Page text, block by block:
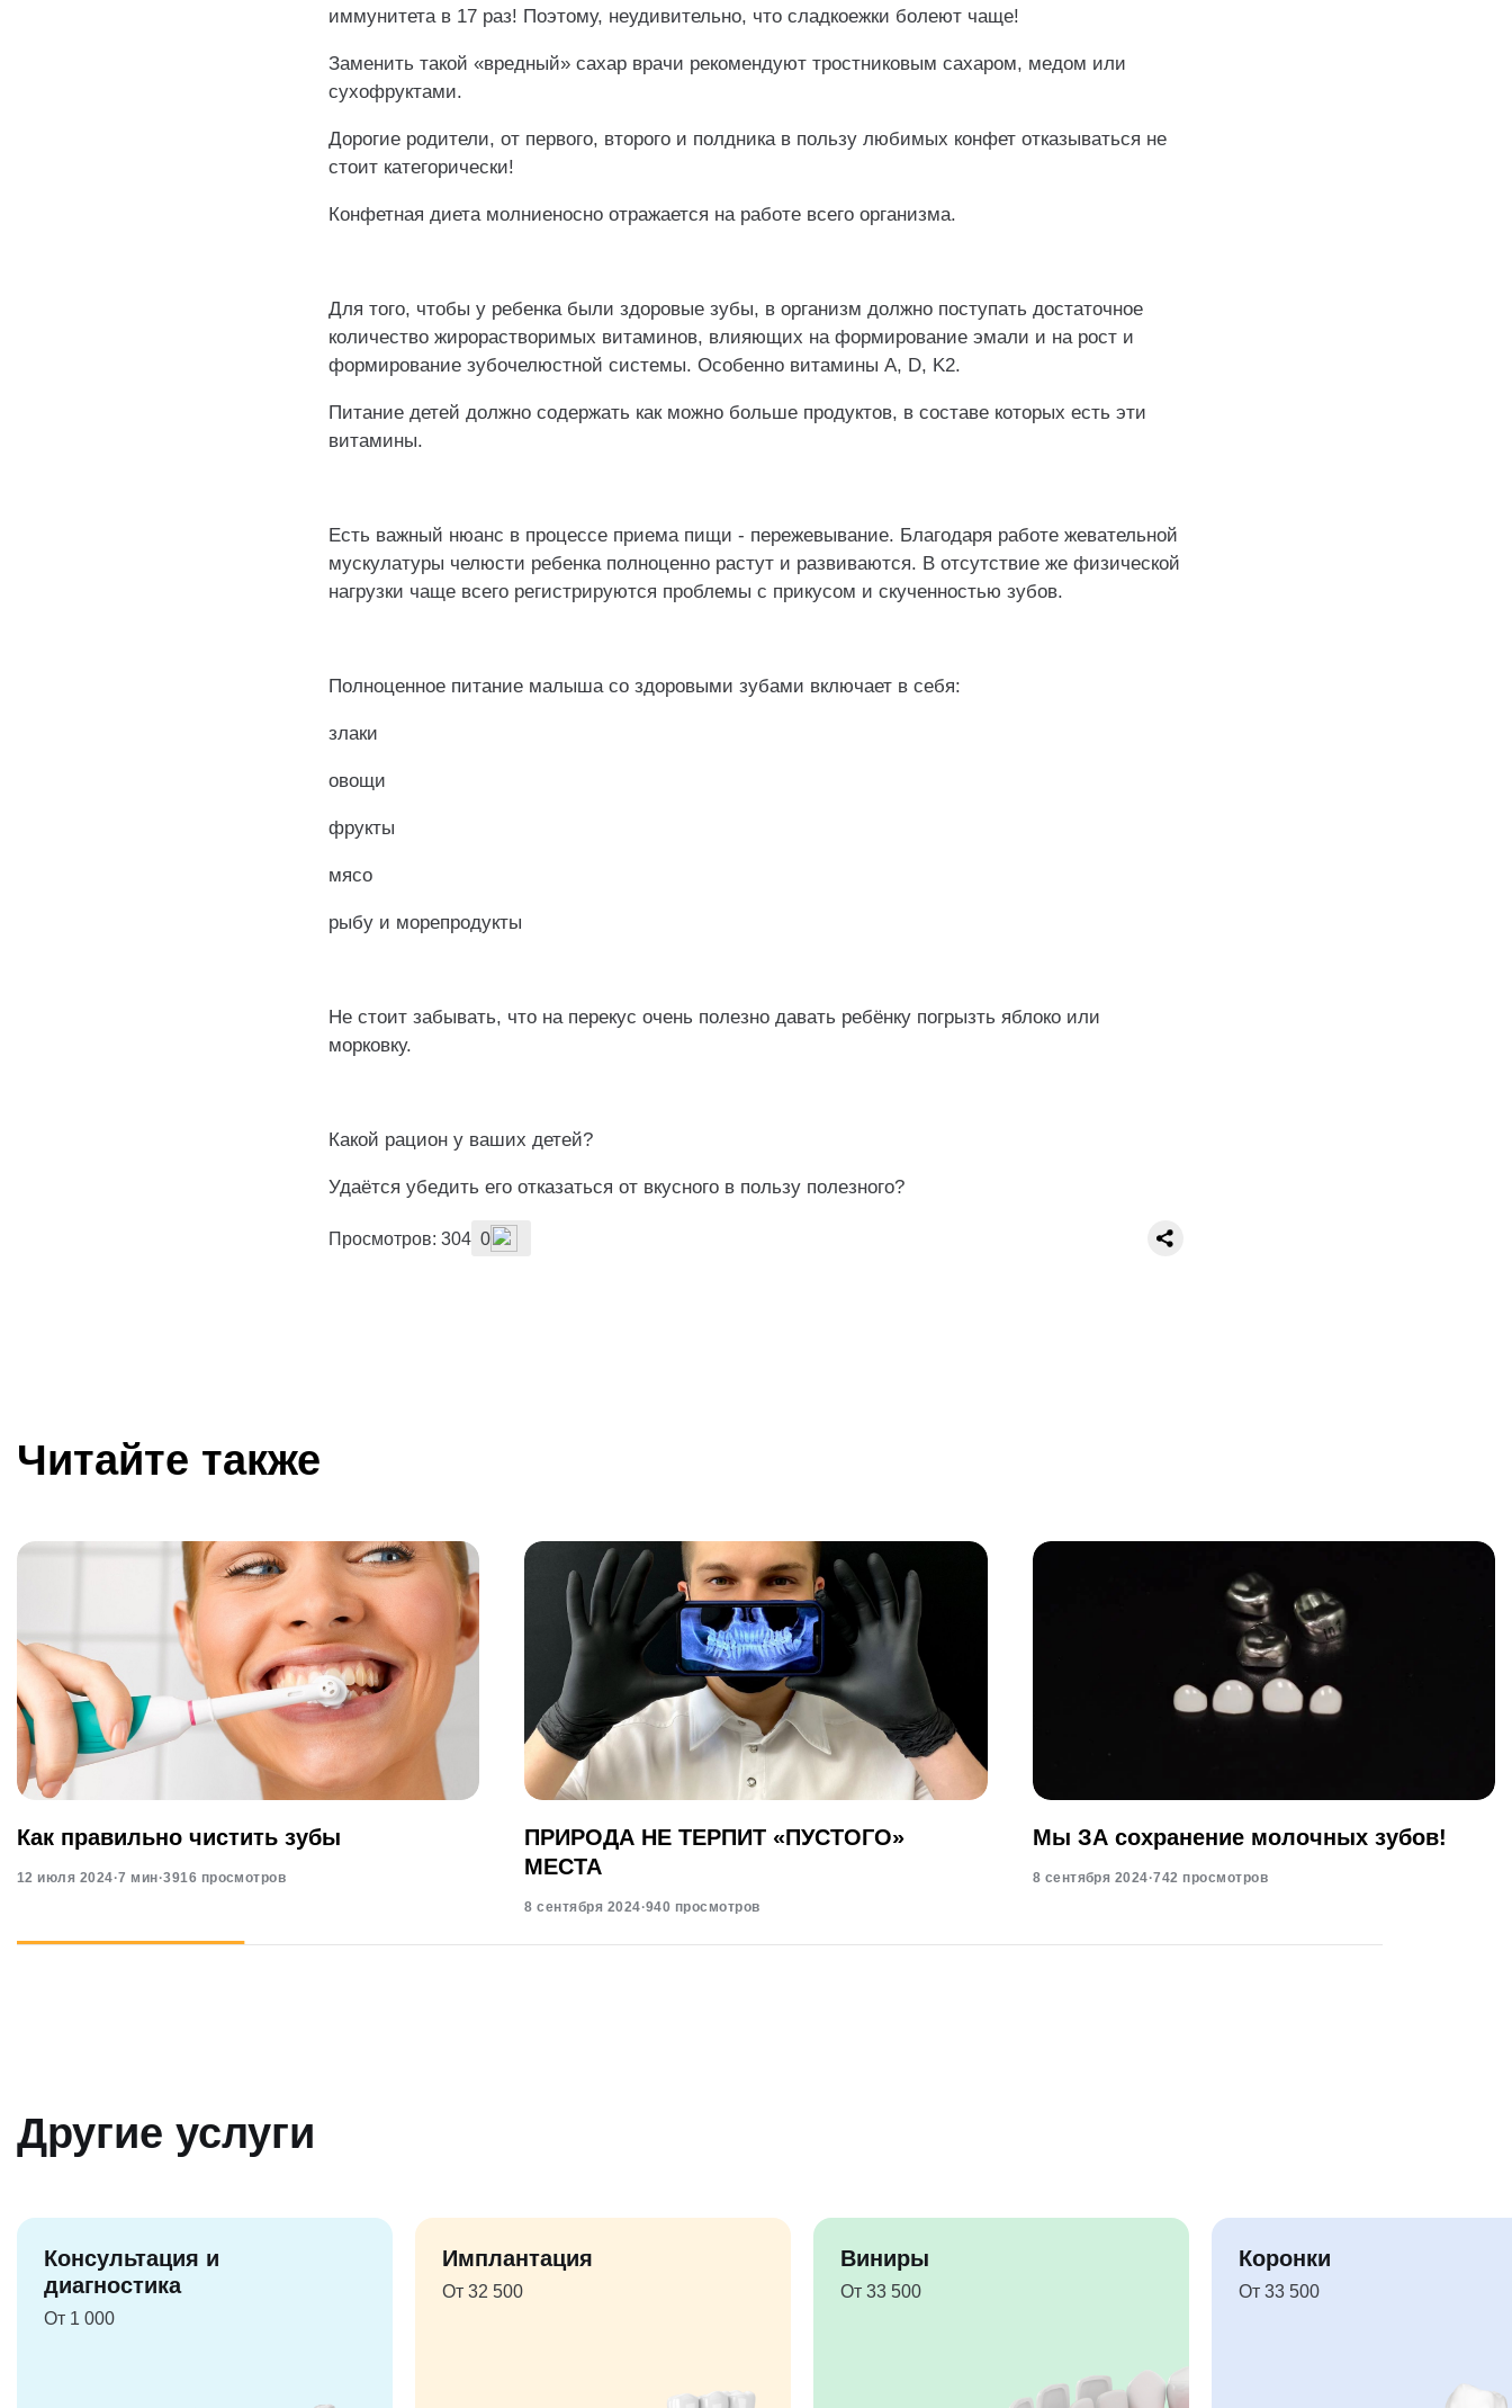
иммунитета в 17 раз! Поэтому, неудивительно, что сладкоежки болеют чаще!
Заменить такой «вредный» сахар врачи рекомендуют тростниковым сахаром, медом или
сухофруктами.
Дорогие родители, от первого, второго и полдника в пользу любимых конфет отказываться не
стоит категорически!
Конфетная диета молниеносно отражается на работе всего организма.
Для того, чтобы у ребенка были здоровые зубы, в организм должно поступать достаточное
количество жирорастворимых витаминов, влияющих на формирование эмали и на рост и
формирование зубочелюстной системы. Особенно витамины А, D, K2.
Питание детей должно содержать как можно больше продуктов, в составе которых есть эти
витамины.
Есть важный нюанс в процессе приема пищи - пережевывание. Благодаря работе жевательной
мускулатуры челюсти ребенка полноценно растут и развиваются. В отсутствие же физической
нагрузки чаще всего регистрируются проблемы с прикусом и скученностью зубов.
Полноценное питание малыша со здоровыми зубами включает в себя:
злаки
овощи
фрукты
мясо
рыбу и морепродукты
Не стоит забывать, что на перекус очень полезно давать ребёнку погрызть яблоко или
морковку.
Какой рацион у ваших детей?
Удаётся убедить его отказаться от вкусного в пользу полезного?
Просмотров: 304 0
Читайте также
Как правильно чистить зубы
12 июля 2024·7 мин·3916 просмотров
ПРИРОДА НЕ ТЕРПИТ «ПУСТОГО»
МЕСТА
8 сентября 2024·940 просмотров
Мы ЗА сохранение молочных зубов!
8 сентября 2024·742 просмотров
Другие услуги
Консультация и
диагностика
От 1 000
Имплантация
От 32 500
Виниры
От 33 500
Коронки
От 33 500